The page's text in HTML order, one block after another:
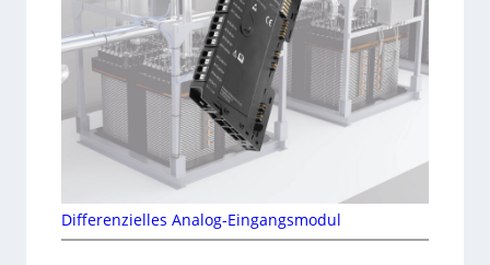
Differenzielles Analog-Eingangsmodul